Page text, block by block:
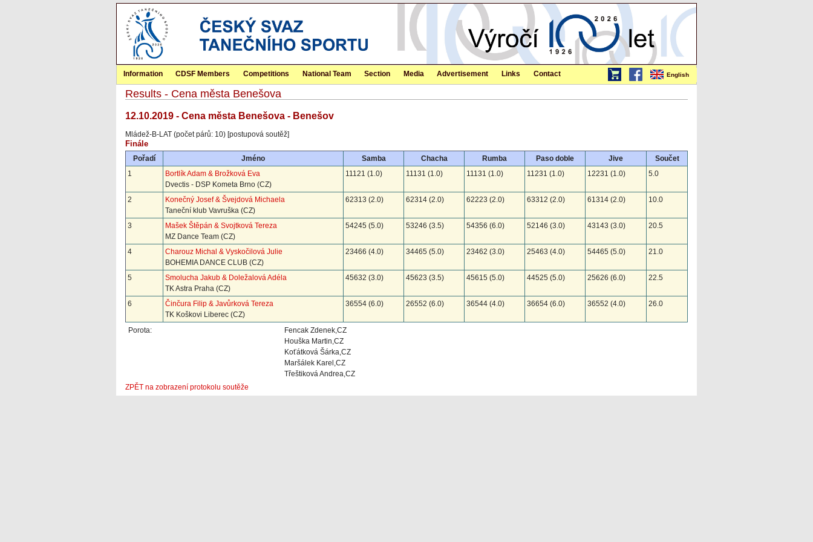
English
Information CDSF Members Competitions National Team Section Media Advertisement Links Contact
Results - Cena města Benešova
12.10.2019 - Cena města Benešova - Benešov
Mládež-B-LAT (počet párů: 10) [postupová soutěž]
Finále
Pořadí Jméno Samba Chacha Rumba Paso doble Jive
Součet
1
Bortlík Adam & Brožková Eva
Dvectis - DSP Kometa Brno (CZ)
11121 (1.0) 11131 (1.0) 11131 (1.0) 11231 (1.0) 12231 (1.0) 5.0
2
Konečný Josef & Švejdová Michaela
Taneční klub Vavruška (CZ)
62313 (2.0) 62314 (2.0) 62223 (2.0) 63312 (2.0) 61314 (2.0) 10.0
3
Mašek Štěpán & Svojtková Tereza
MZ Dance Team (CZ)
54245 (5.0) 53246 (3.5) 54356 (6.0) 52146 (3.0) 43143 (3.0) 20.5
4
Charouz Michal & Vyskočilová Julie
BOHEMIA DANCE CLUB (CZ)
23466 (4.0) 34465 (5.0) 23462 (3.0) 25463 (4.0) 54465 (5.0) 21.0
5
Smolucha Jakub & Doležalová Adéla
TK Astra Praha (CZ)
45632 (3.0) 45623 (3.5) 45615 (5.0) 44525 (5.0) 25626 (6.0) 22.5
6
Činčura Filip & Javůrková Tereza
TK Koškovi Liberec (CZ)
36554 (6.0) 26552 (6.0) 36544 (4.0) 36654 (6.0) 36552 (4.0) 26.0
Porota:
Fencak Zdenek,CZ
Houška Martin,CZ
Koťátková Šárka,CZ
Maršálek Karel,CZ
Třeštiková Andrea,CZ
ZPĚT na zobrazení protokolu soutěže